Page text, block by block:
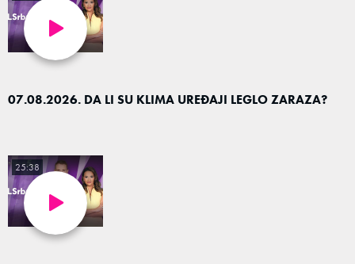
07.08.2026. DA LI SU KLIMA UREĐAJI LEGLO ZARAZA?
25:38